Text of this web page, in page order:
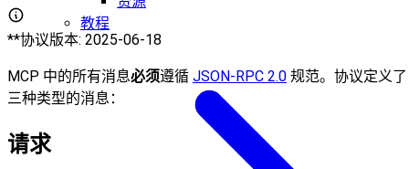
教程
**协议版本: 2025-06-18
MCP 中的所有消息必须遵循 JSON-RPC 2.0 规范。协议定义了
三种类型的消息：
请求